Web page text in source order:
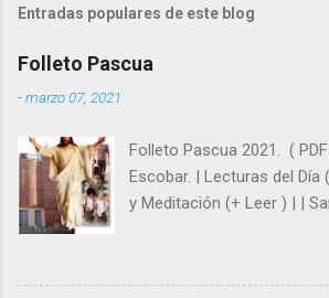
Entradas populares de este blog
Folleto Pascua
-marzo 07, 2021
Folleto Pascua 2021. (
Escobar. | Lecturas del Día
y Meditación (+ Leer ) | |